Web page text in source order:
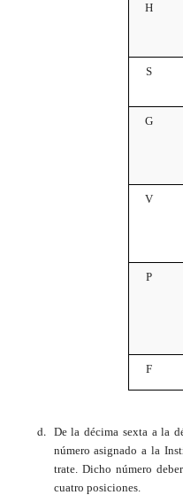
H
S
G
V
P
F
De la décima sexta a la
número asignado a la
trate. Dicho número
cuatro posiciones.